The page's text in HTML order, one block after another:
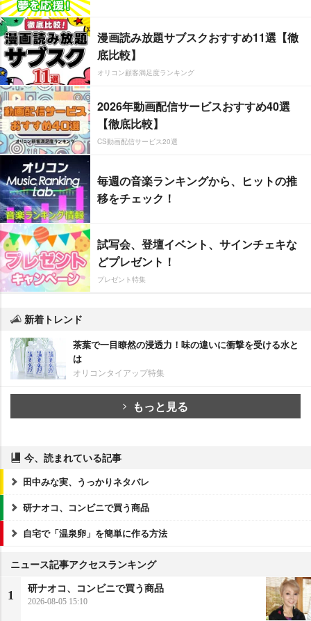
漫画読み放題サブスクおすすめ11選【徹
底比較】
オリコン顧客満足度ランキング
2026年動画配信サービスおすすめ40選
【徹底比較】
CS動画配信サービス20選
毎週の音楽ランキングから、ヒットの推
移をチェック！
試写会、登壇イベント、サインチェキな
どプレゼント！
プレゼント特集
新着トレンド
茶葉で一目瞭然の浸透力！味の違いに衝撃を受ける水と
は
オリコンタイアップ特集
もっと見る
今、読まれている記事
田中みな実、うっかりネタバレ
研ナオコ、コンビニで買う商品
自宅で「温泉卵」を簡単に作る方法
ニュース記事アクセスランキング
1
研ナオコ、コンビニで買う商品
2026-08-05 15:10